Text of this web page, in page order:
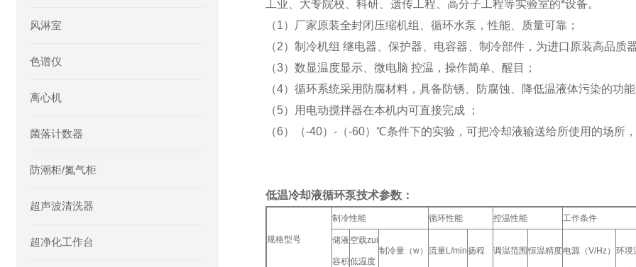
工业、大专院校、科研、遗传工程、高分子工程等实验室的*设备。
（1）厂家原装全封闭压缩机组、循环水泵，性能、质量可靠；
（2）制冷机组 继电器、保护器、电容器、制冷部件，为进口原装高品质
（3）数显温度显示、微电脑 控温，操作简单、醒目；
（4）循环系统采用防腐材料，具备防锈、防腐蚀、降低温液体污染的功能
（5）用电动搅拌器在本机内可直接完成 ；
（6）（-40）-（-60）℃条件下的实验，可把冷却液输送给所使用的场所，
低温冷却液循环泵技术参数：
规格型号
制冷性能 循环性能 控温性能 工作条件
储液
容积
空载zui
低温度
制冷量（w） 流量L/min扬程 调温范围 恒温精度电源（V/Hz） 环境
风淋室
色谱仪
离心机
菌落计数器
防潮柜/氮气柜
超声波清洗器
超净化工作台